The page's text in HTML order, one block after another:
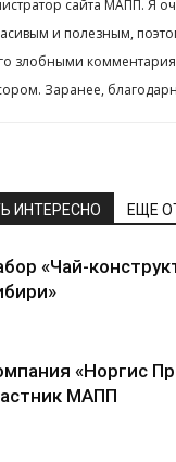
сайта МАПП. Я
и полезным,
злобными
Заранее,
ИНТЕРЕСНО ЕЩЕ
«Чай-
«Норгис
МАПП